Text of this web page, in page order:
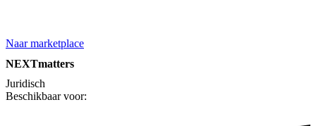
Naar marketplace
NEXTmatters
Juridisch
Beschikbaar voor: